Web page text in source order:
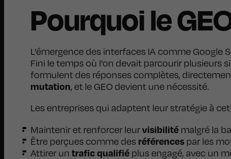
Pourquoi le
L’émergence des interfaces IA comme
Fini le temps où l’on devait parcourir plusieurs
formulent des réponses complètes,
mutation, et le GEO devient une nécessité.
Les entreprises qui adaptent leur stratégie à
Maintenir et renforcer leurvisibilité malgré la
Être perçues comme des références par les
Attirer un trafic qualifié plus engagé, avec un